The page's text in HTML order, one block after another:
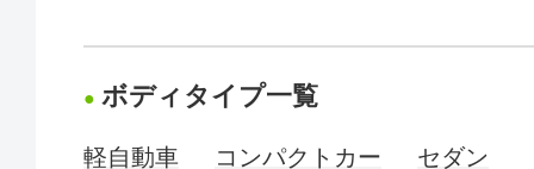
ボディタイプ一覧
軽自動車 コンパクトカー
セダン